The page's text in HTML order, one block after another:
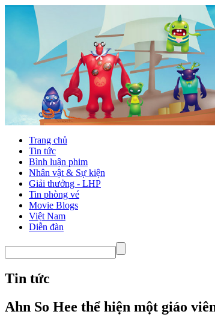
Trang chủ
Tin tức
Bình luận phim
Nhân vật & Sự kiện
Giải thưởng - LHP
Tin phòng vé
Movie Blogs
Việt Nam
Diễn đàn
Tin tức
Ahn So Hee thể hiện một giáo